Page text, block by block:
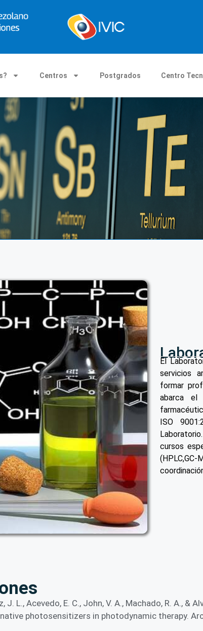
Centros Postgrados Centro
El
servicios
formar
abarca el
ISO
cursos
J. L., Acevedo, E. C., John, V. A., Machado, R. A.,
photosensitizers in photodynamic therapy.